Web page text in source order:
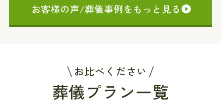
お客様の声/葬儀事例をもっと見る
お比べください
葬儀プラン一覧